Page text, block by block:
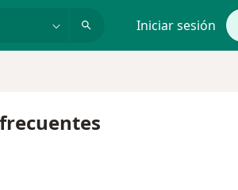
Iniciar sesión